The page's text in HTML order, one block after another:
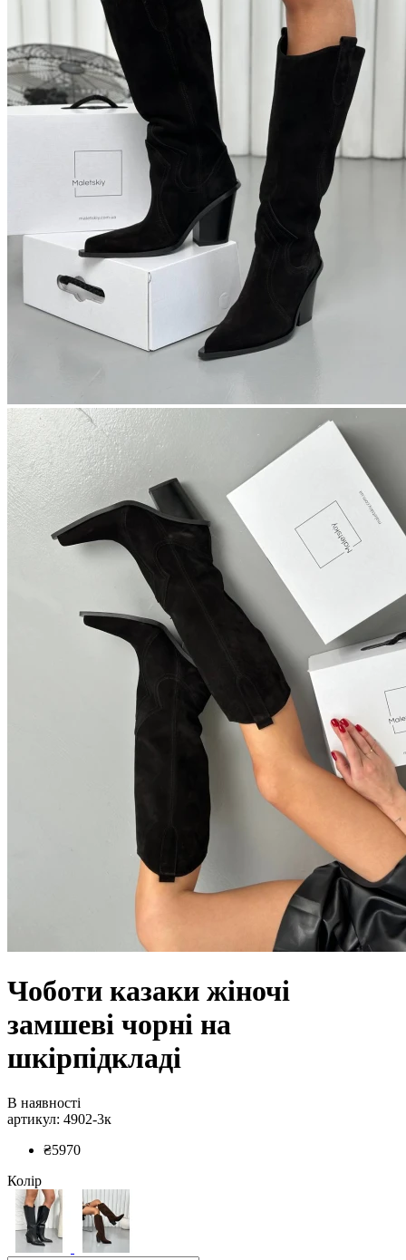
Чоботи казаки жіночі
замшеві чорні на
шкірпідкладі
В наявності
артикул: 4902-3к
₴5970
Колір